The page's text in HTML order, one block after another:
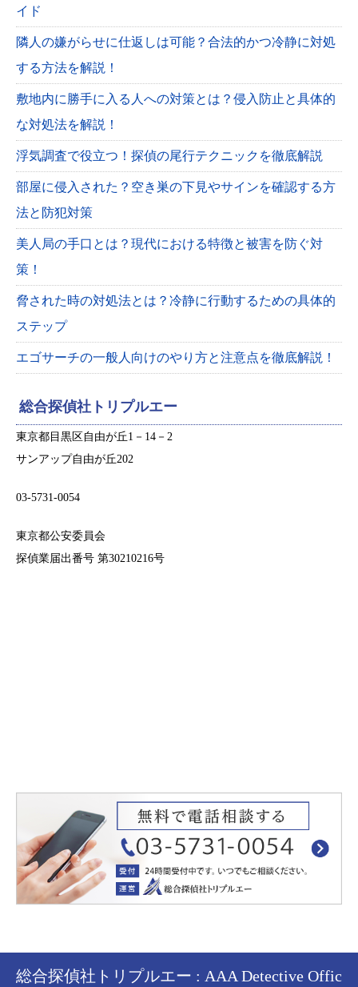
イド
隣人の嫌がらせに仕返しは可能？合法的かつ冷静に対処
する方法を解説！
敷地内に勝手に入る人への対策とは？侵入防止と具体的
な対処法を解説！
浮気調査で役立つ！探偵の尾行テクニックを徹底解説
部屋に侵入された？空き巣の下見やサインを確認する方
法と防犯対策
美人局の手口とは？現代における特徴と被害を防ぐ対
策！
脅された時の対処法とは？冷静に行動するための具体的
ステップ
エゴサーチの一般人向けのやり方と注意点を徹底解説！
総合探偵社トリプルエー
東京都目黒区自由が丘1－14－2
サンアップ自由が丘202
03-5731-0054
東京都公安委員会
探偵業届出番号 第30210216号
総合探偵社トリプルエー : AAA Detective Offic